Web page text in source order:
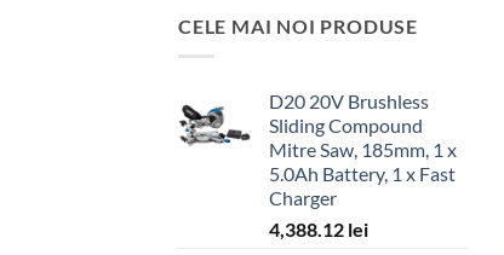
CELE MAI NOI PRODUSE
D20 20V Brushless
Sliding Compound
Mitre Saw, 185mm, 1 x
5.0Ah Battery, 1 x Fast
Charger
4,388.12 lei